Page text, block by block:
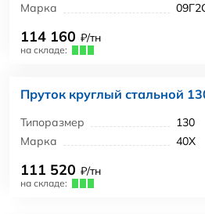
Марка
114 160 ₽/тн
на складе:
Пруток круглый стальной
Типоразмер
130
Марка
40Х
111 520 ₽/тн
на складе: